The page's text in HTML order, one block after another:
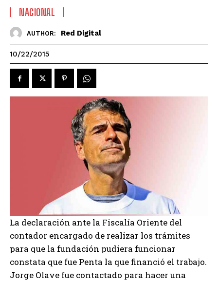
NACIONAL
AUTHOR: Red Digital
10/22/2015
La declaración ante la Fiscalía Oriente del
contador encargado de realizar los trámites
para que la fundación pudiera funcionar
constata que fue Penta la que financió el trabajo.
Jorge Olave fue contactado para hacer una